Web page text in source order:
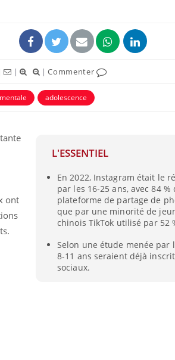
| | |Commenter
adolescence
L'ESSENTIEL
En 2022, Instagram était le
par les 16-25 ans, avec 84
plateforme de partage de
que par une minorité de
chinois TikTok utilisé par 52
Selon une étude menée par
8-11 ans seraient déjà
sociaux.
ont
Comment oublier les
écrans en vacances ?
Toujours connectés :
comment le travail
empiète de plus en plus
sur nos soirées